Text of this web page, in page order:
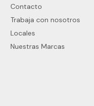
Contacto
Trabaja con nosotros
Locales
Nuestras Marcas